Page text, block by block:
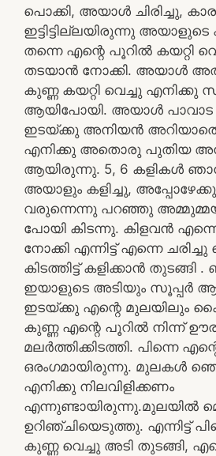
പൊക്കി, അയാൾ ചിരിച്ചു,
ഇട്ടിട്ടില്ലയിരുന്നു അയാളുടെ
തന്നെ എന്റെ പൂറിൽ കയറ്റി
തടയാൻ നോക്കി. അയാൾ
കുണ്ണ കയറ്റി വെച്ചു എനിക്കു
ആയിപോയി. അയാൾ പാവാട
ഇടയ്ക്കു അനിയൻ
എനിക്കു അതൊരു പുതിയ
ആയിരുന്നു. 5, 6 കളികൾ
അയാളും കളിച്ചു,
വരുന്നെന്നു പറഞ്ഞു
പോയി കിടന്നു. കിളവൻ
നോക്കി എന്നിട്ട് എന്നെ ചരിച്ചു
കിടത്തിട്ട് കളിക്കാൻ തുടങ്ങി .
ഇയാളുടെ അടിയും സൂപ്പർ
ഇടയ്ക്കു എന്റെ മുലയിലും
കുണ്ണ എന്റെ പൂറിൽ നിന്ന്
മലർത്തിക്കിടത്തി. പിന്നെ
ഒരംഗമായിരുന്നു. മുലകൾ
എനിക്കു നിലവിളിക്കണം
എന്നുണ്ടായിരുന്നു.മുലയിൽ
ഉറിഞ്ചിയെടുത്തു. എന്നിട്ട്
കുണ്ണ വെച്ചു അടി തുടങ്ങി,